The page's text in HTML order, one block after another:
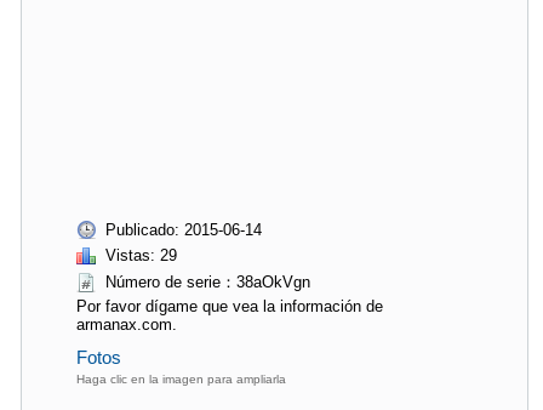
Publicado: 2015-06-14
Vistas: 29
Número de serie：38aOkVgn
Por favor dígame que vea la información de
armanax.com.
Fotos
Haga clic en la imagen para ampliarla